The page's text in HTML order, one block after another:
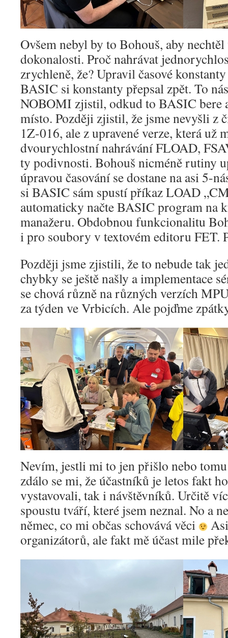
Ovšem nebyl by to Bohouš, aby
dokonalosti. Proč nahrávat
zrychleně, že? Upravil časové
BASIC si konstanty přepsal zpět. To
NOBOMI zjistil, odkud to BASIC bere
místo. Později zjistil, že jsme nevyšli z
1Z-016, ale z upravené verze, která už
dvourychlostní nahrávání FLOAD,
ty podivnosti. Bohouš nicméně rutiny
úpravou časování se dostane na asi 5-
si BASIC sám spustí příkaz LOAD
automaticky načte BASIC program na
manažeru. Obdobnou funkcionalitu
i pro soubory v textovém editoru FET.
Později jsme zjistili, že to nebude tak
chybky se ještě našly a implementace
se chová různě na různých verzích
za týden ve Vrbicích. Ale pojďme
Nevím, jestli mi to jen přišlo nebo
zdálo se mi, že účastníků je letos fakt
vystavovali, tak i návštěvníků. Určitě
spoustu tváří, které jsem neznal. No a
němec, co mi občas schovává věci
organizátorů, ale fakt mě účast mile